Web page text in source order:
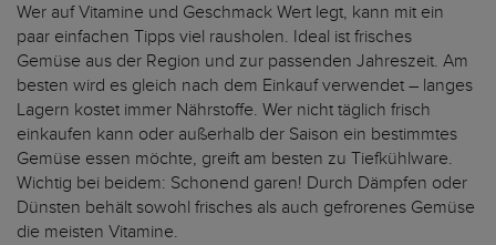
Wer auf Vitamine und Geschmack Wert legt, kann mit ein
paar einfachen Tipps viel rausholen. Ideal ist frisches
Gemüse aus der Region und zur passenden Jahreszeit. Am
besten wird es gleich nach dem Einkauf verwendet – langes
Lagern kostet immer Nährstoffe. Wer nicht täglich frisch
einkaufen kann oder außerhalb der Saison ein bestimmtes
Gemüse essen möchte, greift am besten zu Tiefkühlware.
Wichtig bei beidem: Schonend garen! Durch Dämpfen oder
Dünsten behält sowohl frisches als auch gefrorenes Gemüse
die meisten Vitamine.